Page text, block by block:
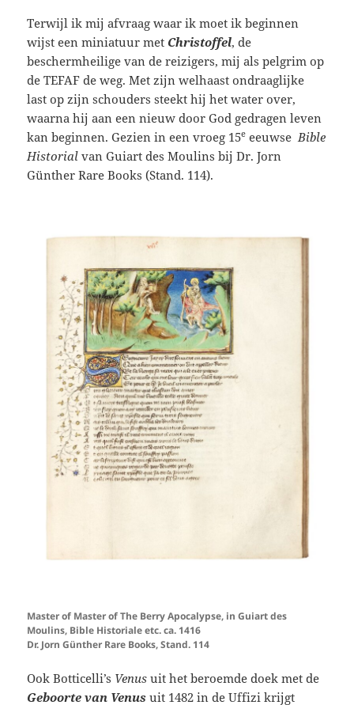
Terwijl ik mij afvraag waar ik moet ik beginnen
wijst een miniatuur met Christoffel, de
beschermheilige van de reizigers, mij als pelgrim op
de TEFAF de weg. Met zijn welhaast ondraaglijke
last op zijn schouders steekt hij het water over,
waarna hij aan een nieuw door God gedragen leven
kan beginnen. Gezien in een vroeg 15e eeuwseBible
Historial van Guiart des Moulins bij Dr. Jorn
Günther Rare Books (Stand. 114).
Master of Master of The Berry Apocalypse, in Guiart des
Moulins, Bible Historiale etc. ca. 1416
Dr. Jorn Günther Rare Books, Stand. 114
Ook Botticelli’s Venusuit het beroemde doek met de
Geboorte van Venus uit 1482 in de Uffizi krijgt